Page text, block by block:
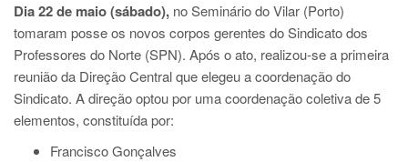
Dia 22 de maio (sábado), no Seminário do Vilar (Porto)
tomaram posse os novos corpos gerentes do Sindicato dos
Professores do Norte (SPN). Após o ato, realizou-se a primeira
reunião da Direção Central que elegeu a coordenação do
Sindicato. A direção optou por uma coordenação coletiva de 5
elementos, constituída por:
Francisco Gonçalves